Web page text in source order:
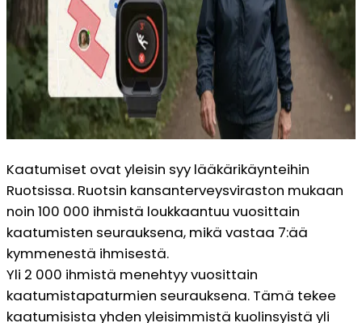
Kaatumiset ovat yleisin syy lääkärikäynteihin
Ruotsissa. Ruotsin kansanterveysviraston mukaan
noin 100 000 ihmistä loukkaantuu vuosittain
kaatumisten seurauksena, mikä vastaa 7:ää
kymmenestä ihmisestä.
Yli 2 000 ihmistä menehtyy vuosittain
kaatumistapaturmien seurauksena. Tämä tekee
kaatumisista yhden yleisimmistä kuolinsyistä yli